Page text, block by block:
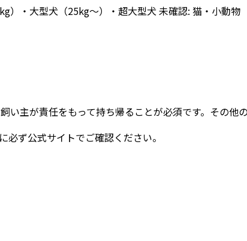
）・大型犬（25kg〜）・超大型犬 未確認: 猫・小動物
い主が責任をもって持ち帰ることが必須です。その他
ず公式サイトでご確認ください。